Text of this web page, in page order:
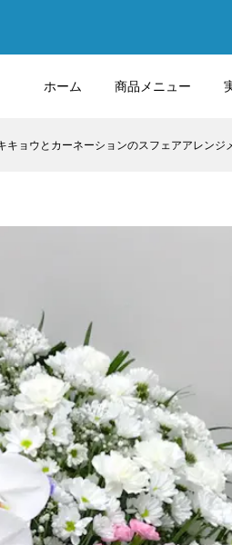
ホーム 商品メニュー
キョウとカーネーションのスフェアアレンジ